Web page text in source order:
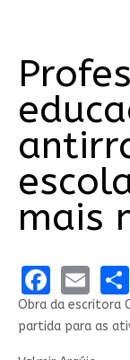
mais
Obra da escritora
partida para as